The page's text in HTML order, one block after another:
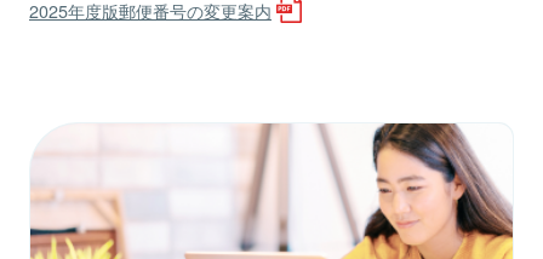
2025年度版郵便番号の変更案内